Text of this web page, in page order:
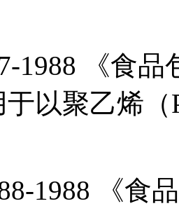
1988 《食
以聚乙烯
1988 《食